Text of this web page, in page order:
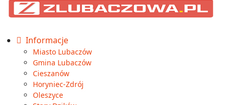
Informacje
Miasto Lubaczów
Gmina Lubaczów
Cieszanów
Horyniec-Zdrój
Oleszyce